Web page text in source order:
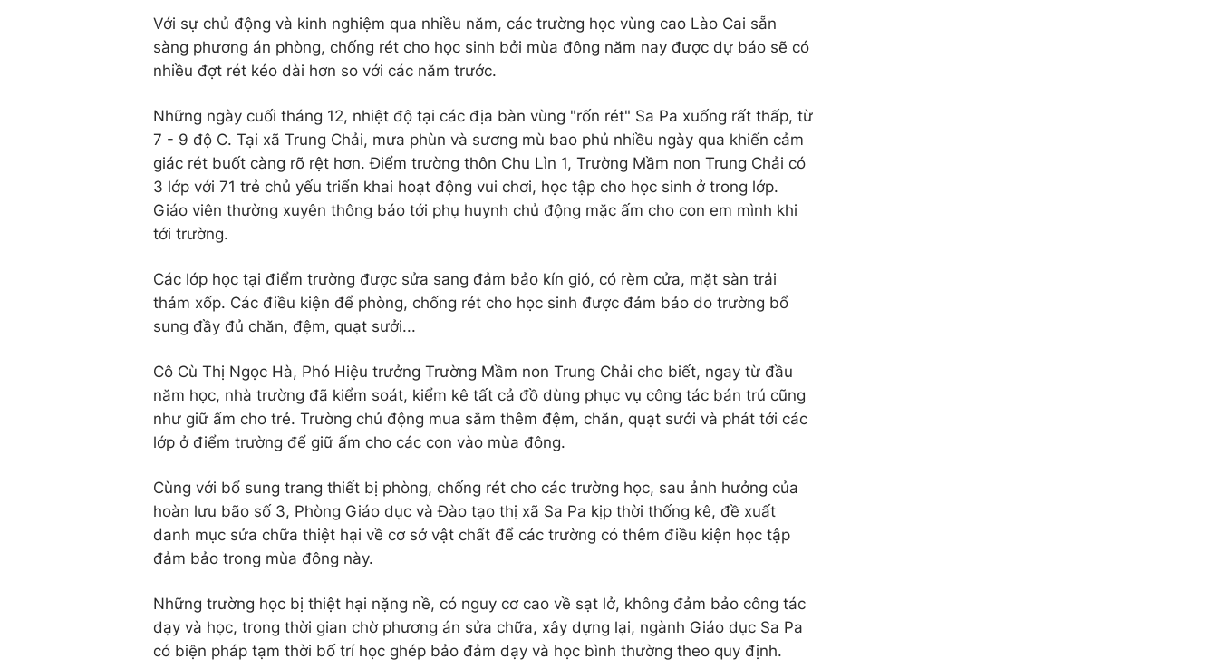
Với sự chủ động và kinh nghiệm qua nhiều năm, các trường học vùng cao Lào Cai sẵn
sàng phương án phòng, chống rét cho học sinh bởi mùa đông năm nay được dự báo sẽ có
nhiều đợt rét kéo dài hơn so với các năm trước.
Những ngày cuối tháng 12, nhiệt độ tại các địa bàn vùng "rốn rét" Sa Pa xuống rất thấp, từ
7 - 9 độ C. Tại xã Trung Chải, mưa phùn và sương mù bao phủ nhiều ngày qua khiến cảm
giác rét buốt càng rõ rệt hơn. Điểm trường thôn Chu Lìn 1, Trường Mầm non Trung Chải có
3 lớp với 71 trẻ chủ yếu triển khai hoạt động vui chơi, học tập cho học sinh ở trong lớp.
Giáo viên thường xuyên thông báo tới phụ huynh chủ động mặc ấm cho con em mình khi
tới trường.
Các lớp học tại điểm trường được sửa sang đảm bảo kín gió, có rèm cửa, mặt sàn trải
thảm xốp. Các điều kiện để phòng, chống rét cho học sinh được đảm bảo do trường bổ
sung đầy đủ chăn, đệm, quạt sưởi...
Cô Cù Thị Ngọc Hà, Phó Hiệu trưởng Trường Mầm non Trung Chải cho biết, ngay từ đầu
năm học, nhà trường đã kiểm soát, kiểm kê tất cả đồ dùng phục vụ công tác bán trú cũng
như giữ ấm cho trẻ. Trường chủ động mua sắm thêm đệm, chăn, quạt sưởi và phát tới các
lớp ở điểm trường để giữ ấm cho các con vào mùa đông.
Cùng với bổ sung trang thiết bị phòng, chống rét cho các trường học, sau ảnh hưởng của
hoàn lưu bão số 3, Phòng Giáo dục và Đào tạo thị xã Sa Pa kịp thời thống kê, đề xuất
danh mục sửa chữa thiệt hại về cơ sở vật chất để các trường có thêm điều kiện học tập
đảm bảo trong mùa đông này.
Những trường học bị thiệt hại nặng nề, có nguy cơ cao về sạt lở, không đảm bảo công tác
dạy và học, trong thời gian chờ phương án sửa chữa, xây dựng lại, ngành Giáo dục Sa Pa
có biện pháp tạm thời bố trí học ghép bảo đảm dạy và học bình thường theo quy định.